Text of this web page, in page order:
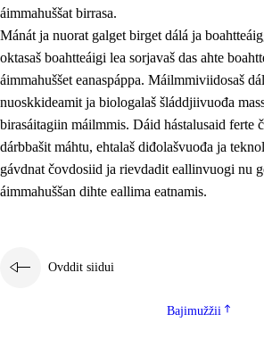
1.1 Olmmošárvu
1.2 Identitehta ja kultuvrralaš
1.3 Kritihkalaš jurddašeapmi ja
1.4 Hutkanillu, beroštupmi ja
1.5 Luondduákten ja
Demokratiija ja mielváikkuheapmi
áimmahuššat birrasa.
Mánát ja nuorat galget birget dálá ja
oktasaš boahtteáigi lea sorjavaš das ahte
áimmahuššet eanaspáppa. Máilmmiviidosaš
nuoskkideamit ja biologalaš šláddjiivuođa
birasáitagiin máilmmis. Dáid hástalusaid ferte
dárbbašit máhtu, ehtalaš diđolašvuođa ja
gávdnat čovdosiid ja rievdadit eallinvuogi nu
áimmahuššan dihte eallima eatnamis.
Ovddit siidui
Bajimužžii